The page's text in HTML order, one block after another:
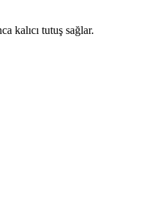
kalıcı tutuş sağlar.